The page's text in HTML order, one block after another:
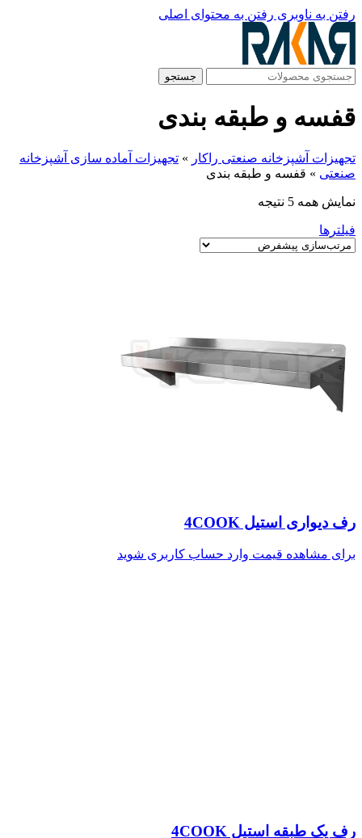
رفتن به ناوبری رفتن به محتوای اصلی
جستجو
قفسه و طبقه بندی
تجهیزات آشپزخانه صنعتی راکار » تجهیزات آماده سازی آشپزخانه
صنعتی » قفسه و طبقه بندی
نمایش همه 5 نتیجه
فیلترها
رف دیواری استیل 4COOK
برای مشاهده قیمت وارد حساب کاربری شوید
رف یک طبقه استیل 4COOK